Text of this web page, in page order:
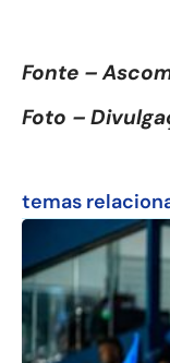
Fonte –
Foto –
temas